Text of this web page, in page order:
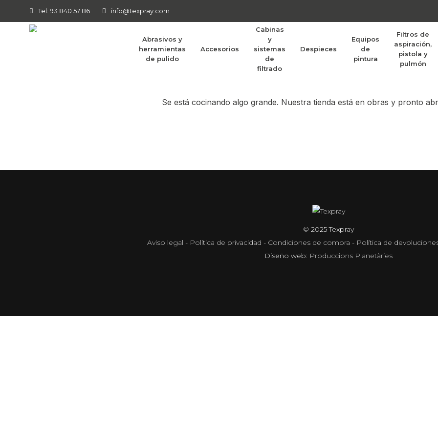
Tel: 93 840 57 86 info@texpray.com
Abrasivos y
herramientas
de pulido
Accesorios
Cabinas
y
sistemas
de
filtrado
Despieces
Equipos
de
pintura
Filtros de
aspiración,
pistola y
pulmón
Tenemos grandes proyectos
Se está cocinando algo grande. Nuestra tienda está en obras y pronto
© 2025 Texpray
Aviso legal - Política de privacidad - Condiciones de compra - Política de
Diseño web: Produccions Planetàries